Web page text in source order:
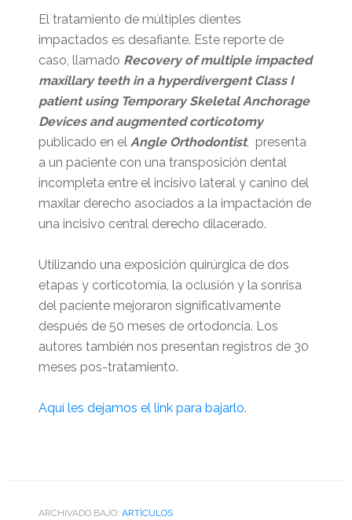
El tratamiento de múltiples dientes
impactados es desafiante. Este reporte de
caso, llamado Recovery of multiple impacted
maxillary teeth in a hyperdivergent Class I
patient using Temporary Skeletal Anchorage
Devices and augmented corticotomy
publicado en el Angle Orthodontist, presenta
a un paciente con una transposición dental
incompleta entre el incisivo lateral y canino del
maxilar derecho asociados a la impactación de
una incisivo central derecho dilacerado.
Utilizando una exposición quirúrgica de dos
etapas y corticotomía, la oclusión y la sonrisa
del paciente mejoraron significativamente
después de 50 meses de ortodoncia. Los
autores también nos presentan registros de 30
meses pos-tratamiento.
Aquí les dejamos el link para bajarlo.
ARCHIVADO BAJO: ARTÌCULOS